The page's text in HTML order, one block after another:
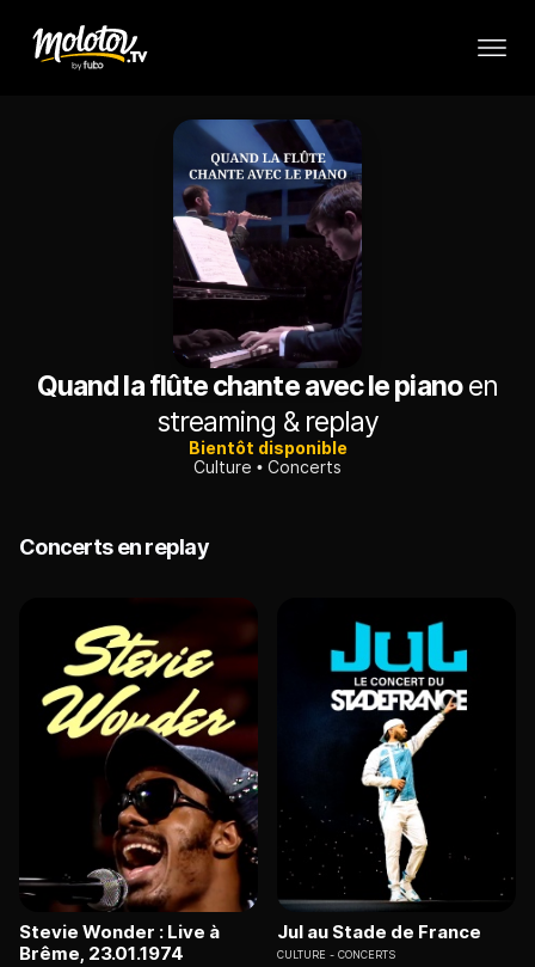
Quand la flûte chante avec le pianoen
streaming & replay
Bientôt disponible
Culture
Concerts
Concerts en replay
Stevie Wonder : Live à
Brême, 23.01.1974
Jul au Stade de France
CULTURE CONCERTS